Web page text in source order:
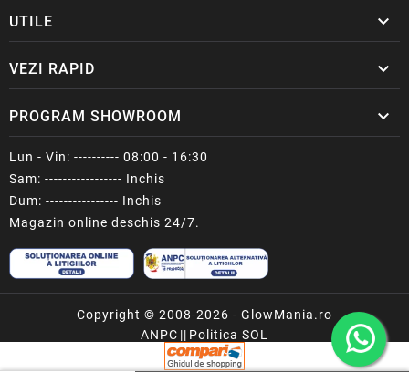
UTILE 
VEZI RAPID 
PROGRAM SHOWROOM 
Lun - Vin: ---------- 08:00 - 16:30
Sam: ----------------- Inchis
Dum: ---------------- Inchis
Magazin online deschis 24/7.
Copyright © 2008-2026 - GlowMania.ro
ANPC || Politica SOL